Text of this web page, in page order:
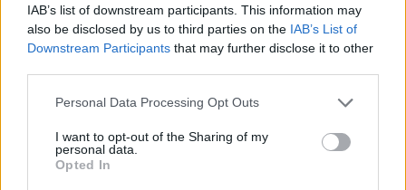
IAB’s list of downstream participants. This information may
also be disclosed by us to third parties on the IAB’s List of
Downstream Participants that may further disclose it to other
Personal Data Processing Opt Outs
I want to opt-out of the Sharing of my
personal data.
Opted In
Na podstawie dwóch kazań ojca
Paneloux określ różnicę w jego
zachowaniu w stosunku do człowieka
życia udziela literatura? Omów
zagadnienie na podstawie znanych Ci
fragmentów Księgi Hioba. W swojej